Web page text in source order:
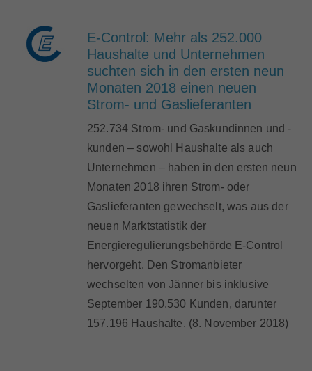
E-Control: Mehr als 252.000
Haushalte und Unternehmen
suchten sich in den ersten neun
Monaten 2018 einen neuen
Strom- und Gaslieferanten
252.734 Strom- und Gaskundinnen und -
kunden – sowohl Haushalte als auch
Unternehmen – haben in den ersten neun
Monaten 2018 ihren Strom- oder
Gaslieferanten gewechselt, was aus der
neuen Marktstatistik der
Energieregulierungsbehörde E-Control
hervorgeht. Den Stromanbieter
wechselten von Jänner bis inklusive
September 190.530 Kunden, darunter
157.196 Haushalte. (8. November 2018)